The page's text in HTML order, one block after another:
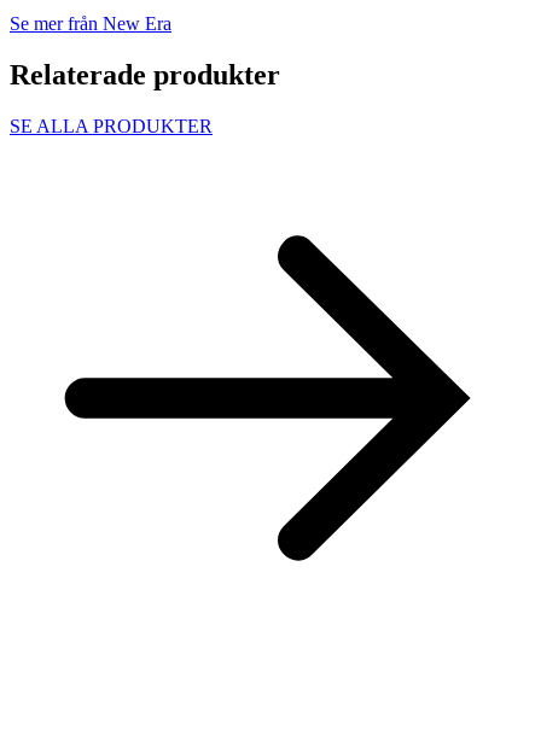
Se mer från New Era
Relaterade produkter
SE ALLA PRODUKTER